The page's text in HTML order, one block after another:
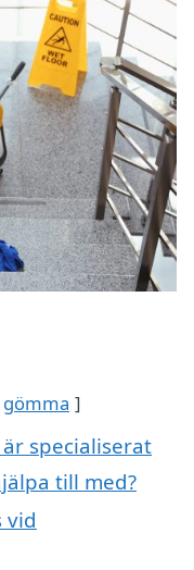
gömma
specialiserat
till med?
vid